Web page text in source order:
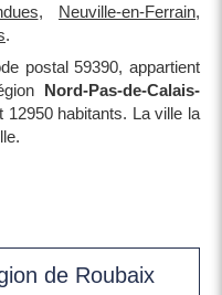
, Neuville-en-Ferrain,
.
postal 59390, appartient
Nord-Pas-de-Calais-
12950 habitants. La ville la
de Roubaix